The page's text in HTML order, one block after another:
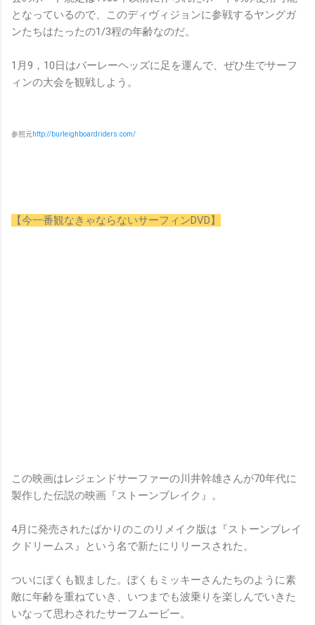
となっているので、このディヴィジョンに参戦するヤングガ
ンたちはたったの1/3程の年齢なのだ。
1月9，10日はバーレーヘッズに足を運んで、ぜひ生でサーフ
ィンの大会を観戦しよう。
参照元http://burleighboardriders.com/
【今一番観なきゃならないサーフィンDVD】
この映画はレジェンドサーファーの川井幹雄さんが70年代に
製作した伝説の映画『ストーンブレイク』。
4月に発売されたばかりのこのリメイク版は『ストーンブレイ
クドリームス』という名で新たにリリースされた。
ついにぼくも観ました。ぼくもミッキーさんたちのように素
敵に年齢を重ねていき、いつまでも波乗りを楽しんでいきた
いなって思わされたサーフムービー。